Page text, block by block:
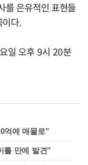
를 은유적인 표현들
다.
일 오후 9시 20분
억에 매물로"
틀 만에 발견"